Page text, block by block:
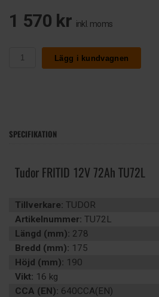
1 570 kr inkl. moms
Lägg i kundvagnen
SPECIFIKATION
Tudor FRITID 12V 72Ah TU72L
Tillverkare: TUDOR
Artikelnummer: TU72L
Längd (mm): 278
Bredd (mm): 175
Höjd (mm): 190
Vikt: 16 kg
CCA (EN): 640CCA(EN)